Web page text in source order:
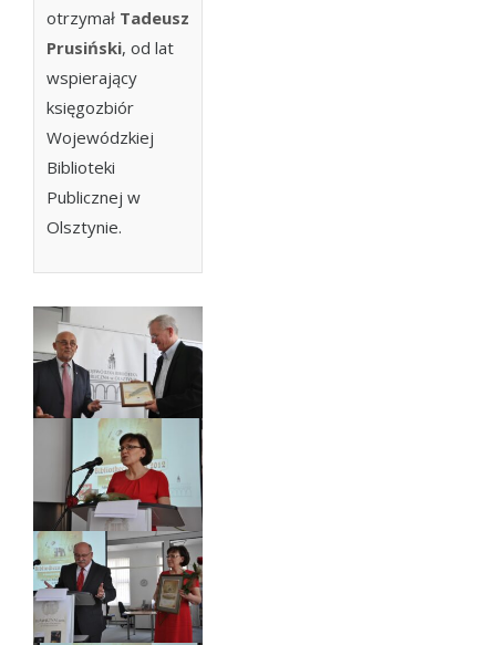
otrzymał Tadeusz
Prusiński, od lat
wspierający
księgozbiór
Wojewódzkiej
Biblioteki
Publicznej w
Olsztynie.